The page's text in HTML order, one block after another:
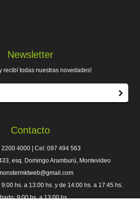
Contacto
2200 4000 | Cel: 097 494 563
esq. Domingo Aramburú, Montevideo
hs. a 13:00 hs. y de 14:00 hs. a 17:45 hs.
9:00 hs. a 13:00 hs.
Newsletter
recibí todas nuestras novedades!